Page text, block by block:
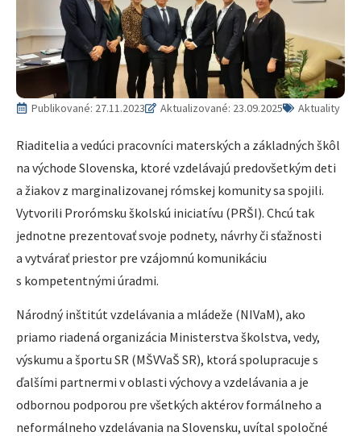
Publikované: 27.11.2023 Aktualizované: 23.09.2025 Aktuality
Riaditelia a vedúci pracovníci materských a základných škôl
na východe Slovenska, ktoré vzdelávajú predovšetkým deti
a žiakov z marginalizovanej rómskej komunity sa spojili.
Vytvorili Prorómsku školskú iniciatívu (PRŠI). Chcú tak
jednotne prezentovať svoje podnety, návrhy či sťažnosti
a vytvárať priestor pre vzájomnú komunikáciu
s kompetentnými úradmi.
Národný inštitút vzdelávania a mládeže (NIVaM), ako
priamo riadená organizácia Ministerstva školstva, vedy,
výskumu a športu SR (MŠVVaŠ SR), ktorá spolupracuje s
ďalšími partnermi v oblasti výchovy a vzdelávania a je
odbornou podporou pre všetkých aktérov formálneho a
neformálneho vzdelávania na Slovensku, uvítal spoločné